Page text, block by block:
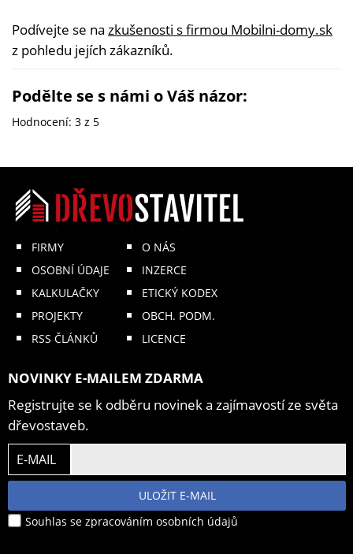
Podívejte se na zkušenosti s firmou Mobilni-domy.sk
z pohledu jejích zákazníků.
Podělte se s námi o Váš názor:
Hodnocení: 3 z 5
FIRMY
OSOBNÍ ÚDAJE
KALKULAČKY
PROJEKTY
RSS ČLÁNKŮ
O NÁS
INZERCE
ETICKÝ KODEX
OBCH. PODM.
LICENCE
NOVINKY E-MAILEM ZDARMA
Registrujte se k odběru novinek a zajímavostí ze světa
dřevostaveb.
E-MAIL
ULOŽIT E-MAIL
Souhlas se zpracováním osobních údajů